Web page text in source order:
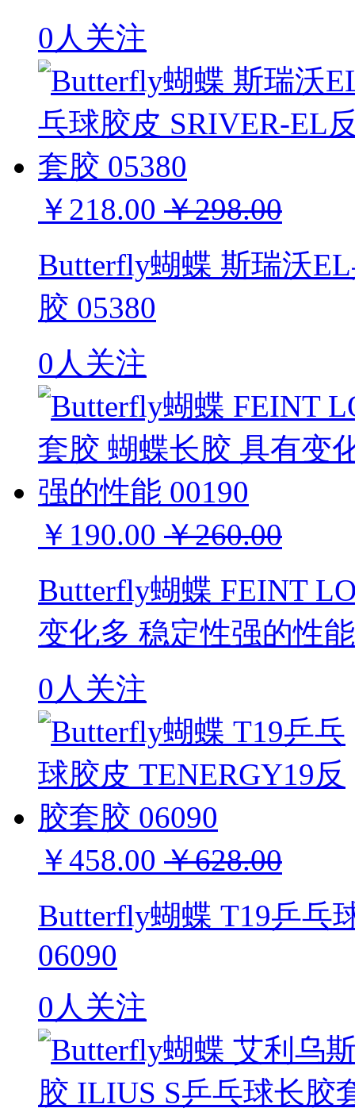
0人关注
￥218.00 ￥298.00
Butterfly蝴蝶 斯瑞沃
胶 05380
0人关注
￥190.00 ￥260.00
Butterfly蝴蝶 FEINT
变化多 稳定性强的性
0人关注
￥458.00 ￥628.00
Butterfly蝴蝶 T19乒乓
06090
0人关注